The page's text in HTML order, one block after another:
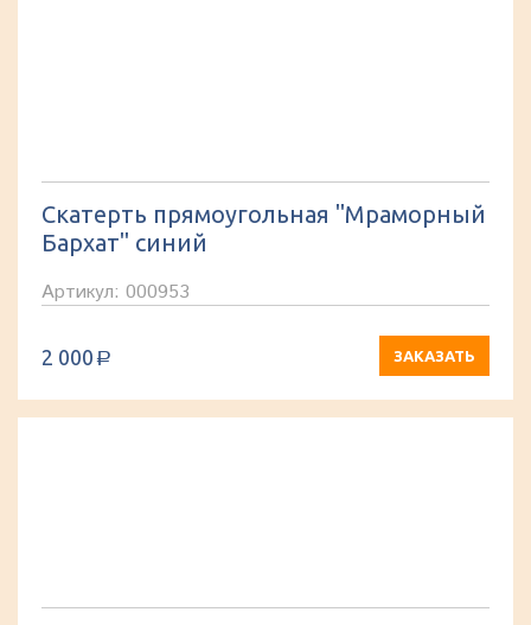
Скатерть прямоугольная "Мраморный
Бархат" синий
Артикул: 000953
2 000 a ЗАКАЗАТЬ